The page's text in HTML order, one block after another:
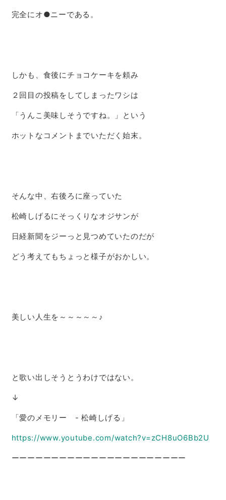
完全にオ●ニーである。
しかも、食後にチョコケーキを頼み
２回目の投稿をしてしまったワシは
「うんこ美味しそうですね。」という
ホットなコメントまでいただく始末。
そんな中、右後ろに座っていた
松崎しげるにそっくりなオジサンが
日経新聞をジーっと見つめていたのだが
どう考えてもちょっと様子がおかしい。
美しい人生を～～～～～♪
と歌い出しそうとうわけではない。
↓
「愛のメモリー - 松崎しげる」
https://www.youtube.com/watch?v=zCH8uO6Bb2U
ーーーーーーーーーーーーーーーーーーーーーー